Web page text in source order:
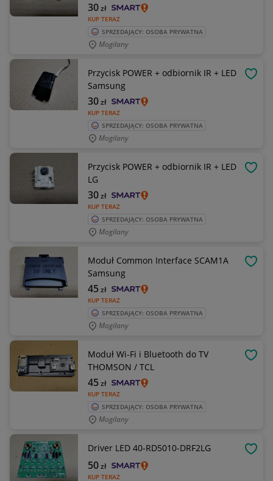
KUP TERAZ
30zł
SPRZEDAJĄCY: OSOBA PRYWATNA
Mogilany
Przycisk POWER + odbiornik IR + LED
Samsung
KUP TERAZ
30zł
SPRZEDAJĄCY: OSOBA PRYWATNA
Mogilany
Przycisk POWER + odbiornik IR + LED
LG
KUP TERAZ
30zł
SPRZEDAJĄCY: OSOBA PRYWATNA
Mogilany
Moduł Common Interface SCAM1A
Samsung
KUP TERAZ
45zł
SPRZEDAJĄCY: OSOBA PRYWATNA
Mogilany
Moduł Wi-Fi i Bluetooth do TV
THOMSON / TCL
KUP TERAZ
45zł
SPRZEDAJĄCY: OSOBA PRYWATNA
Mogilany
Driver LED 40-RD5010-DRF2LG
KUP TERAZ
50zł